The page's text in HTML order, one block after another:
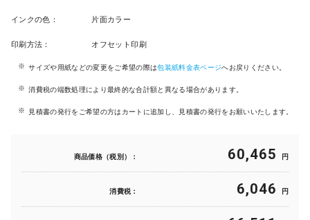
インクの色： 片面カラー
印刷方法： オフセット印刷
サイズや用紙などの変更をご希望の際は包装紙料金表ページへお戻りください。
消費税の端数処理により最終的な合計額と異なる場合があります。
見積書の発行をご希望の方はカートに追加し、見積書の発行をお願いいたします。
商品価格（税別）： 60,465 円
消費税： 6,046 円